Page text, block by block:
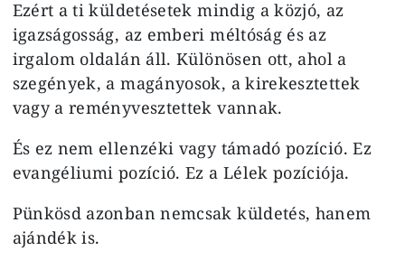
Ezért a ti küldetésetek mindig a közjó, az
igazságosság, az emberi méltóság és az
irgalom oldalán áll. Különösen ott, ahol a
szegények, a magányosok, a kirekesztettek
vagy a reményvesztettek vannak.
És ez nem ellenzéki vagy támadó pozíció. Ez
evangéliumi pozíció. Ez a Lélek pozíciója.
Pünkösd azonban nemcsak küldetés, hanem
ajándék is.